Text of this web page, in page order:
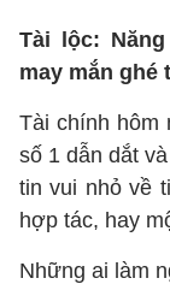
Tài lộc:
may mắn ghé
Tài chính hôm
số 1 dẫn dắt
tin vui nhỏ về
hợp tác, hay
Những ai làm